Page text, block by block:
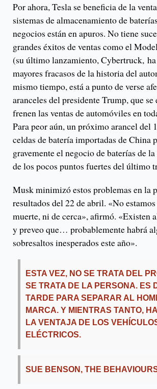
Por ahora, Tesla se beneficia de la
sistemas de almacenamiento de
negocios están en apuros. No tiene
grandes éxitos de ventas como el
(su último lanzamiento, Cybertruck,
mayores fracasos de la historia del
mismo tiempo, está a punto de verse
aranceles del presidente Trump, que se
frenen las ventas de automóviles en
Para peor aún, un próximo arancel del
celdas de batería importadas de China
gravemente el negocio de baterías de
de los pocos puntos fuertes del último
Musk minimizó estos problemas en la
resultados del 22 de abril. «No
muerte, ni de cerca», afirmó. «Existen
y preveo que… probablemente habrá
sobresaltos inesperados este año».
ESTA VEZ, NO SE TRATA DEL
SE TRATA DE LA PERSONA. ES
TARDE PARA SEPARAR AL
MARCA. Y MIENTRAS TANTO,
LA VENTAJA DE LOS
ELÉCTRICOS.
SUE BENSON, THE